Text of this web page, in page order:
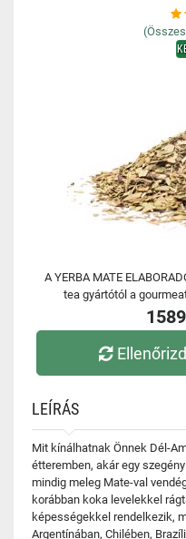
A YERBA MATE
tea gyártótól a
LEÍRÁS
Mit kínálhatnak Önnek Dél-
étteremben, akár egy
mindig meleg Mate-val
korábban koka levelekkel
képességekkel rendelkezik,
Argentínában, Chilében,